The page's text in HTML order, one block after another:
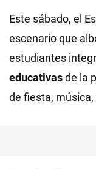
Este sábado, el
escenario que
estudiantes
educativasde la
de fiesta, música,